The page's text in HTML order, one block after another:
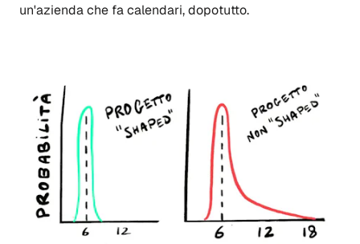
un'azienda che fa calendari, dopotutto.